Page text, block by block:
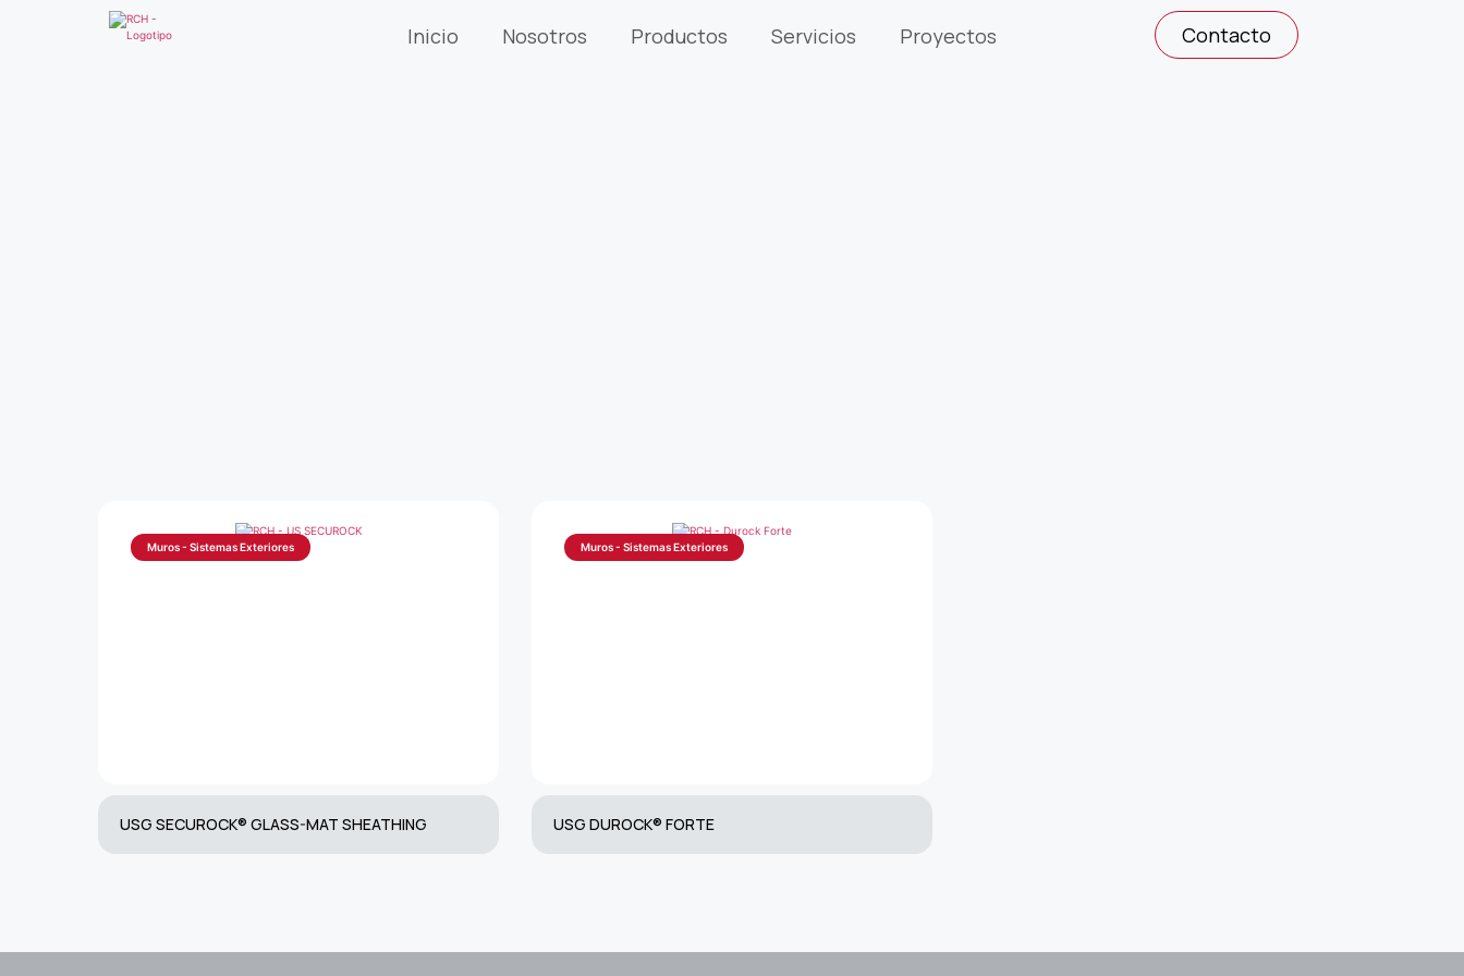
Inicio Nosotros Productos Servicios Proyectos Contacto
Muros - Sistemas Exteriores
USG SECUROCK® GLASS-MAT SHEATHING
Muros - Sistemas Exteriores
USG DUROCK® FORTE